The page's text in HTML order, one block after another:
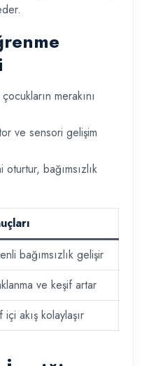
merakını
ve sensori gelişim
bağımsızlık
bağımsızlık gelişir
ve keşif artar
içi akış kolaylaşır